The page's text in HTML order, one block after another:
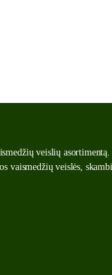
veislių
vaismedžių veislės,